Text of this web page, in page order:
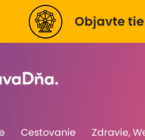
Objavte
Cestovanie
Zdravie,